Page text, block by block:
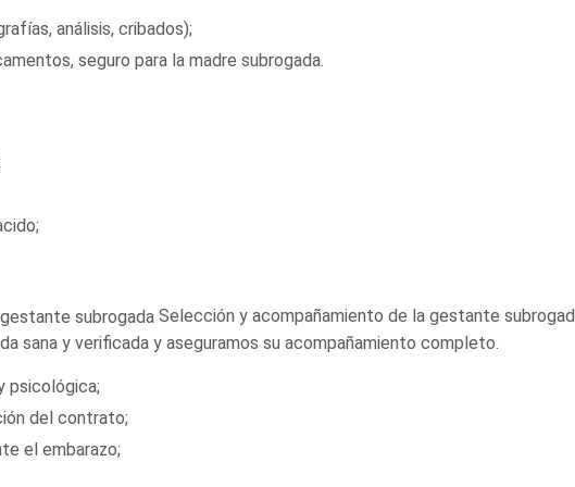
análisis, cribados);
seguro para la madre subrogada.
Selección y acompañamiento de la gestante
sana y verificada y aseguramos su acompañamiento completo.
psicológica;
del contrato;
el embarazo;